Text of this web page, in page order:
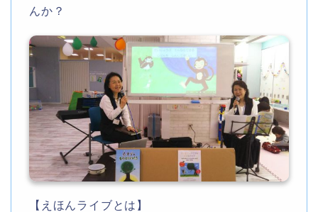
んか？
【えほんライブとは】